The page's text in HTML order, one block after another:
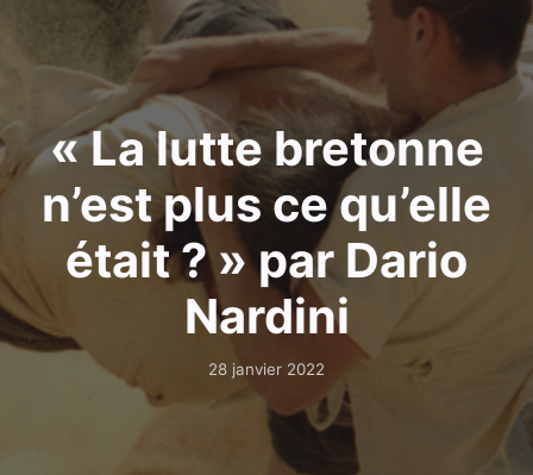
« La lutte bretonne
n’est plus ce qu’elle
était ? » par Dario
Nardini
28 janvier 2022